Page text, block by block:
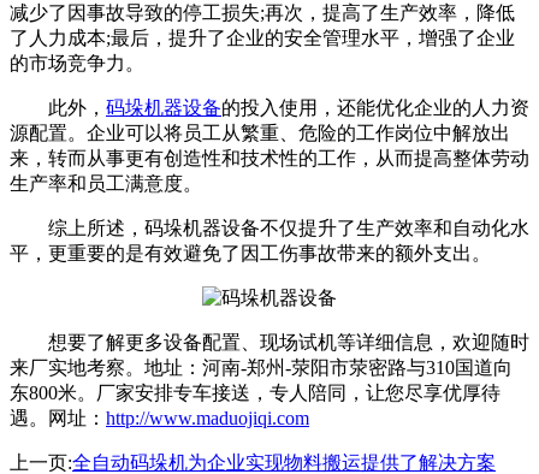
减少了因事故导致的停工损失;再次，提高了生产效率，降低
了人力成本;最后，提升了企业的安全管理水平，增强了企业
的市场竞争力。
此外， 码垛机器设备的投入使用，还能优化企业的人力资
源配置。企业可以将员工从繁重、危险的工作岗位中解放出
来，转而从事更有创造性和技术性的工作，从而提高整体劳动
生产率和员工满意度。
综上所述，码垛机器设备不仅提升了生产效率和自动化水
平，更重要的是有效避免了因工伤事故带来的额外支出。
想要了解更多设备配置、现场试机等详细信息，欢迎随时
来厂实地考察。地址：河南-郑州-荥阳市荥密路与310国道向
东800米。厂家安排专车接送，专人陪同，让您尽享优厚待
遇。网址： http://www.maduojiqi.com
上一页:全自动码垛机为企业实现物料搬运提供了解决方案